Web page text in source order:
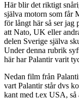
Här blir det riktigt
själva motorn som får
för långt här så ser jag
att Nato, UK eller
delen Sverige själva
Under denna rubrik
här har Palantir varit
Nedan film från
vart Palantir står dvs
kant med t.ex USA,